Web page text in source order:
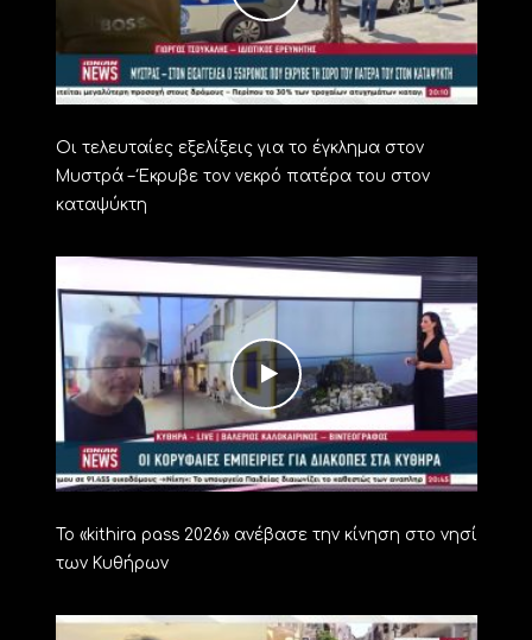
Οι τελευταίες εξελίξεις για το έγκλημα στον
Μυστρά – Έκρυβε τον νεκρό πατέρα του στον
καταψύκτη
Το «kithira pass 2026» ανέβασε την κίνηση στο νησί
των Κυθήρων